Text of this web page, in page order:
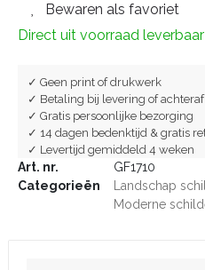
Bewaren als favoriet
Direct uit voorraad leverbaar
✓ Geen print of drukwerk
✓ Betaling bij levering of achteraf
✓ Gratis persoonlijke bezorging
✓ 14 dagen bedenktijd & gratis
✓ Levertijd gemiddeld 4 weken
Art. nr.
GF1710
Categorieën
Landschap
Moderne